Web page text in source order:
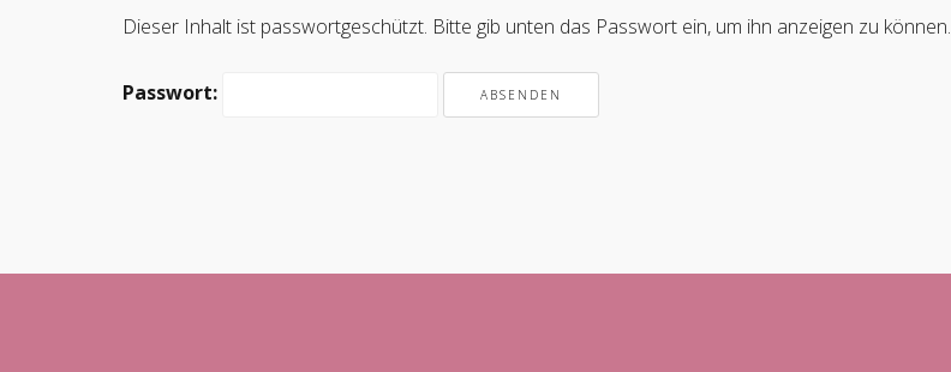
Dieser Inhalt ist passwortgeschützt. Bitte gib unten das Passwort ein, um ihn anzeigen zu können.
Passwort: